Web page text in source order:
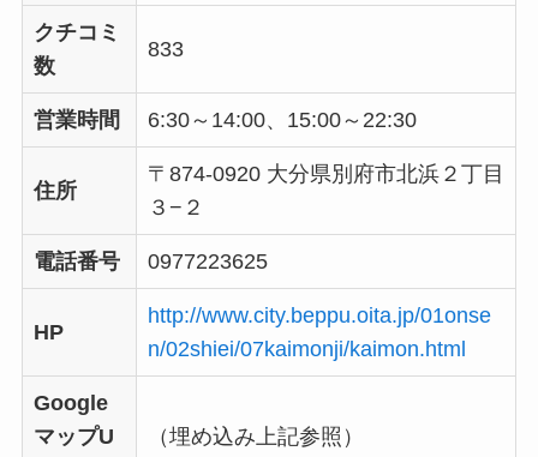
クチコミ
数
833
営業時間 6:30～14:00、15:00～22:30
住所
〒874-0920 大分県別府市北浜２丁目
３−２
電話番号 0977223625
HP
http://www.city.beppu.oita.jp/01onse
n/02shiei/07kaimonji/kaimon.html
Google
マップU
（埋め込み上記参照）